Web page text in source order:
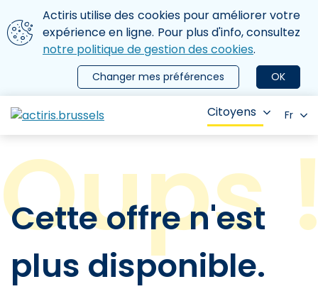
Aller au contenu principal
Nous utilisons des cookies
Actiris utilise des cookies pour améliorer votre
expérience en ligne. Pour plus d'info, consultez
notre politique de gestion des cookies.
OK
Changer mes préférences
le menu
Citoyens Fr
Cette offre n'est
plus disponible.